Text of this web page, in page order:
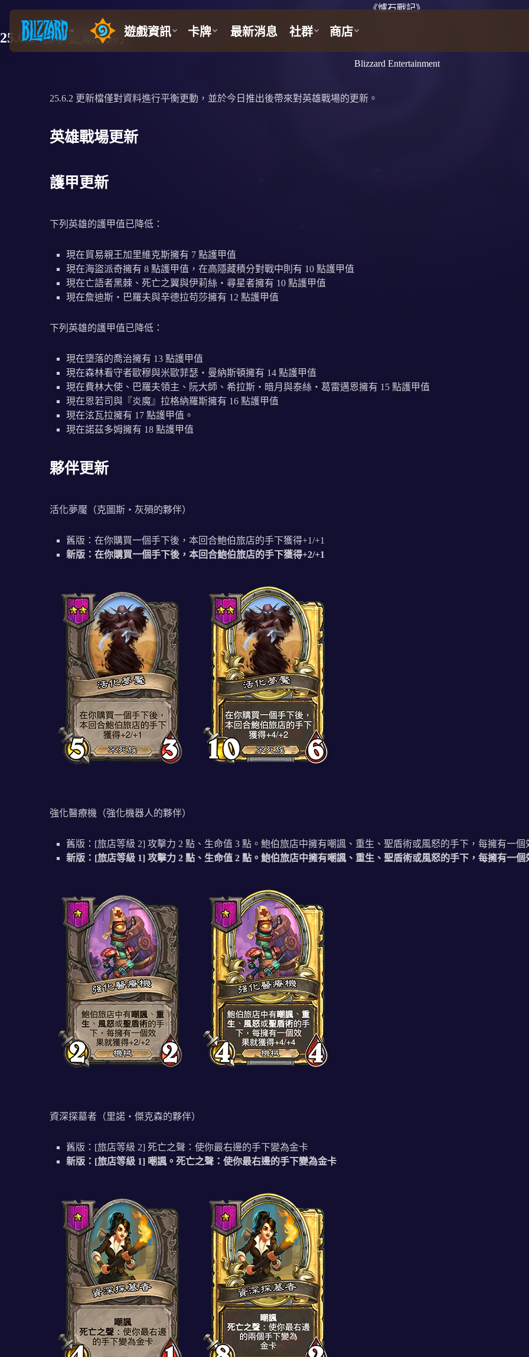
《爐石戰記》
25.6.2 版本更新說明
Blizzard Entertainment
25.6.2 更新檔僅對資料進行平衡更動，並於今日推出後帶來對英雄戰場的更新。
英雄戰場更新
護甲更新
下列英雄的護甲值已降低：
現在貿易親王加里維克斯擁有 7 點護甲值
現在海盜派奇擁有 8 點護甲值，在高隱藏積分對戰中則有 10 點護甲值
現在亡語者黑棘、死亡之翼與伊莉絲‧尋星者擁有 10 點護甲值
現在詹迪斯‧巴羅夫與辛德拉苟莎擁有 12 點護甲值
下列英雄的護甲值已降低：
現在墮落的喬治擁有 13 點護甲值
現在森林看守者歐穆與米歐菲瑟‧曼納斯頓擁有 14 點護甲值
現在費林大使、巴羅夫領主、阮大師、希拉斯‧暗月與泰絲‧葛雷邁恩擁有 15 點護甲值
現在恩若司與『炎魔』拉格納羅斯擁有 16 點護甲值
現在泫瓦拉擁有 17 點護甲值。
現在諾茲多姆擁有 18 點護甲值
夥伴更新
活化夢魘（克圖斯‧灰殞的夥伴）
舊版：在你購買一個手下後，本回合鮑伯旅店的手下獲得+1/+1
新版：在你購買一個手下後，本回合鮑伯旅店的手下獲得+2/+1
強化醫療機（強化機器人的夥伴）
舊版：[旅店等級 2] 攻擊力 2 點、生命值 3 點。鮑伯旅店中擁有嘲諷、重生、聖盾術或風怒的手下，每擁有一個
新版：[旅店等級 1] 攻擊力 2 點、生命值 2 點。鮑伯旅店中擁有嘲諷、重生、聖盾術或風怒的手下，每擁有一個
資深探墓者（里諾‧傑克森的夥伴）
舊版：[旅店等級 2] 死亡之聲：使你最右邊的手下變為金卡
新版：[旅店等級 1] 嘲諷。死亡之聲：使你最右邊的手下變為金卡